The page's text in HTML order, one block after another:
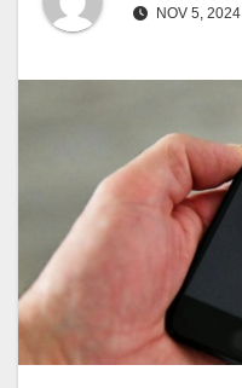
NOV 5, 2024